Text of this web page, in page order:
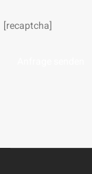
[recaptcha]